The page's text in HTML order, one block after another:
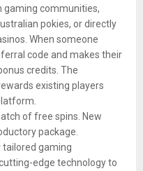
gaming communities,
pokies, or directly
When someone
code and makes their
credits. The
existing players
of free spins. New
package.
tailored gaming
edge technology to